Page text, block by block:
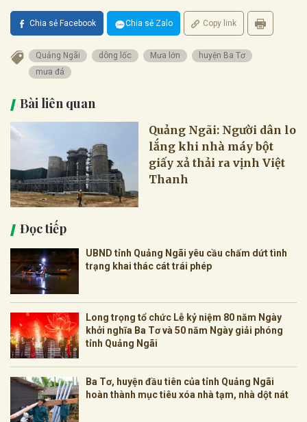
Chia sẻ Facebook Chia sẻ Zalo Copy link
Quảng Ngãi dông lốc Mưa lớn
huyện Ba Tơ
mưa đá
Bài liên quan
Quảng Ngãi: Người dân lo
lắng khi nhà máy bột
giấy xả thải ra vịnh Việt
Thanh
Đọc tiếp
UBND tỉnh Quảng Ngãi yêu cầu chấm dứt tình
trạng khai thác cát trái phép
Long trọng tổ chức Lễ kỷ niệm 80 năm Ngày
khởi nghĩa Ba Tơ và 50 năm Ngày giải phóng
tỉnh Quảng Ngãi
Ba Tơ, huyện đầu tiên của tỉnh Quảng Ngãi
hoàn thành mục tiêu xóa nhà tạm, nhà dột nát